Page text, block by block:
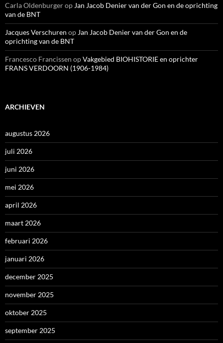
Carla Oldenburgerop Jan Jacob Denier van der Gon en de oprichting
van de BNT
Jacques Verschuren op Jan Jacob Denier van der Gon en de
oprichting van de BNT
Francesco Francissen opVakgebied BIOHISTORIE en oprichter
FRANS VERDOORN (1906-1984)
ARCHIEVEN
augustus 2026
juli 2026
juni 2026
mei 2026
april 2026
maart 2026
februari 2026
januari 2026
december 2025
november 2025
oktober 2025
september 2025